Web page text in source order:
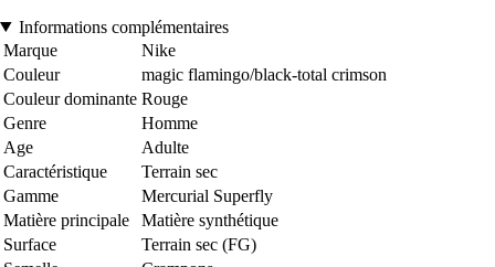
Informations complémentaires
Marque
Nike
Couleur
magic flamingo/black-total crimson
Couleur dominante Rouge
Genre
Homme
Age
Adulte
Caractéristique
Terrain sec
Gamme
Mercurial Superfly
Matière principale
Matière synthétique
Surface
Terrain sec (FG)